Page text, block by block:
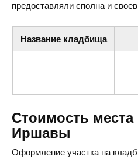
предоставляли сполна и
Название кладбища
Кладбище ул.
Стоимость
Иршавы
Оформление участка на